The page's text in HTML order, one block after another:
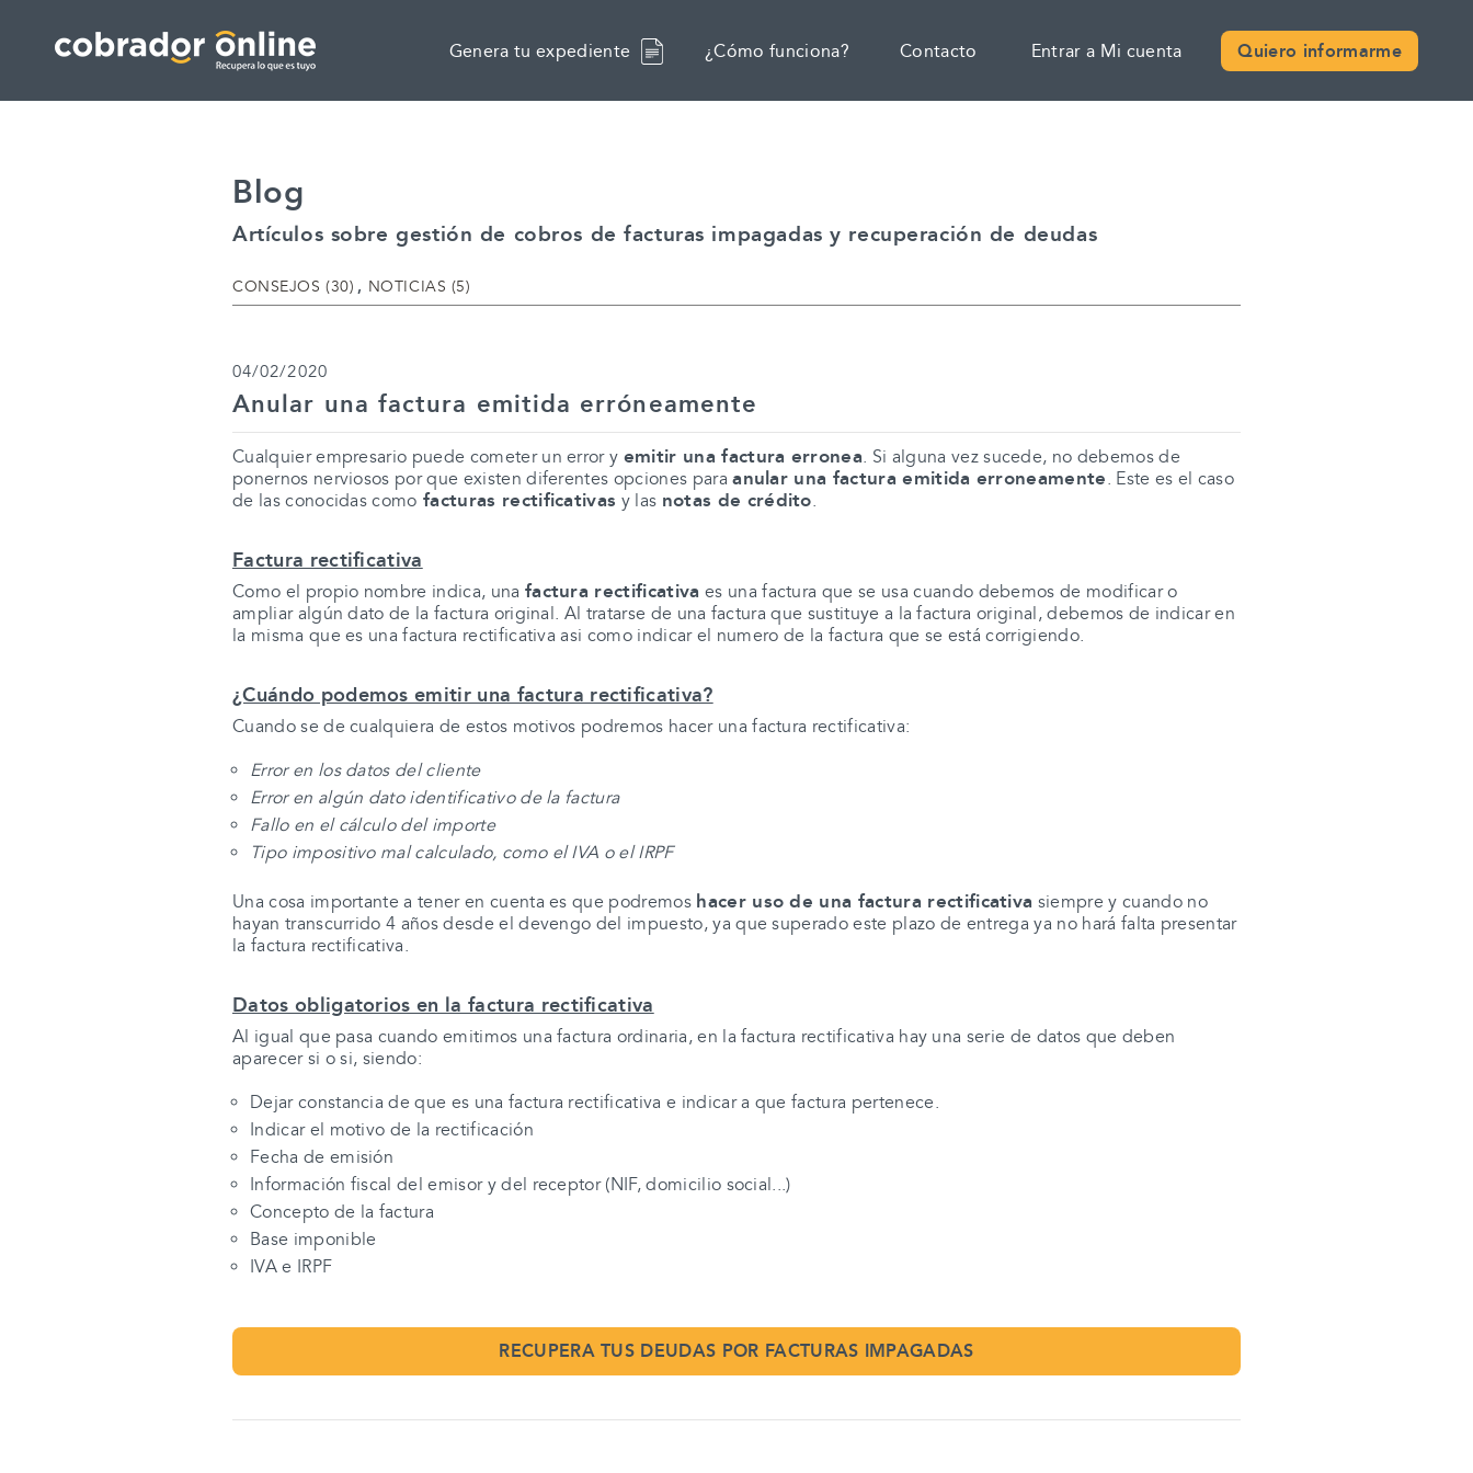
Genera tu expediente ¿Cómo funciona? Contacto Entrar a Mi cuenta Quiero informarme
Blog
Artículos sobre gestión de cobros de facturas impagadas y recuperación de deudas
CONSEJOS (30) NOTICIAS (5)
04/02/2020
Anular una factura emitida erróneamente
Cualquier empresario puede cometer un error y emitir una factura erronea. Si alguna vez sucede, no debemos de
ponernos nerviosos por que existen diferentes opciones paraanular una factura emitida erroneamente. Este es el caso
de las conocidas como facturas rectificativas y las notas de crédito.
Factura rectificativa
Como el propio nombre indica, una factura rectificativa es una factura que se usa cuando debemos de modificar o
ampliar algún dato de la factura original. Al tratarse de una factura que sustituye a la factura original, debemos de indicar en
la misma que es una factura rectificativa asi como indicar el numero de la factura que se está corrigiendo.
¿Cuándo podemos emitir una factura rectificativa?
Cuando se de cualquiera de estos motivos podremos hacer una factura rectificativa:
Error en los datos del cliente
Error en algún dato identificativo de la factura
Fallo en el cálculo del importe
Tipo impositivo mal calculado, como el IVA o el IRPF
Una cosa importante a tener en cuenta es que podremos hacer uso de una factura rectificativa siempre y cuando no
hayan transcurrido 4 años desde el devengo del impuesto, ya que superado este plazo de entrega ya no hará falta presentar
la factura rectificativa.
Datos obligatorios en la factura rectificativa
Al igual que pasa cuando emitimos una factura ordinaria, en la factura rectificativa hay una serie de datos que deben
aparecer si o si, siendo:
Dejar constancia de que es una factura rectificativa e indicar a que factura pertenece.
Indicar el motivo de la rectificación
Fecha de emisión
Información fiscal del emisor y del receptor (NIF, domicilio social...)
Concepto de la factura
Base imponible
IVA e IRPF
RECUPERA TUS DEUDAS POR FACTURAS IMPAGADAS